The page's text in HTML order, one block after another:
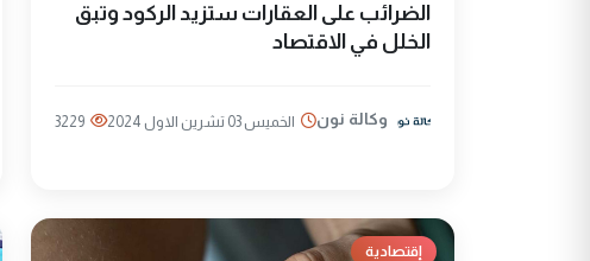
الضرائب على العقارات ستزيد الركود وتبق
الخلل في الاقتصاد
وكالة نون الخميس 03 تشرين الاول 2024 3229
إقتصادية